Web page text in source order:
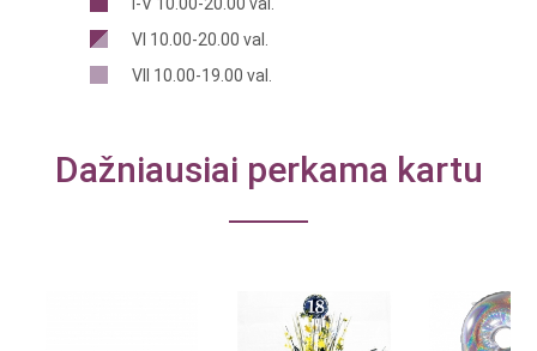
VI 10.00-20.00 val.
VII 10.00-19.00 val.
Dažniausiai perkama kartu